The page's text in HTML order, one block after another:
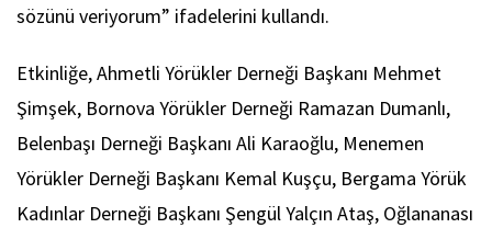
sözünü veriyorum” ifadelerini kullandı.
Etkinliğe, Ahmetli Yörükler Derneği Başkanı Mehmet
Şimşek, Bornova Yörükler Derneği Ramazan Dumanlı,
Belenbaşı Derneği Başkanı Ali Karaoğlu, Menemen
Yörükler Derneği Başkanı Kemal Kuşçu, Bergama Yörük
Kadınlar Derneği Başkanı Şengül Yalçın Ataş, Oğlananası